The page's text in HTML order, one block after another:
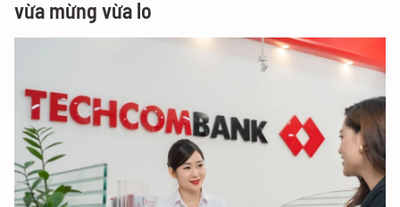
vừa mừng vừa lo